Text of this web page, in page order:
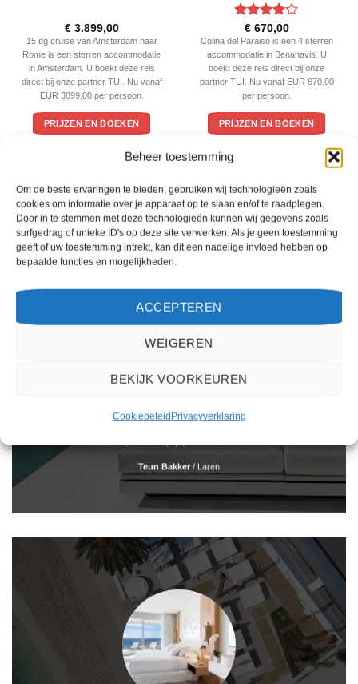
Beheer toestemming
Om de beste ervaringen te bieden, gebruiken wij technologieën zoals
cookies om informatie over je apparaat op te slaan en/of te raadplegen.
Door in te stemmen met deze technologieën kunnen wij gegevens zoals
surfgedrag of unieke ID's op deze site verwerken. Als je geen toestemming
geeft of uw toestemming intrekt, kan dit een nadelige invloed hebben op
bepaalde functies en mogelijkheden.
ACCEPTEREN
WEIGEREN
BEKIJK VOORKEUREN
CookiebeleidPrivacyverklaring
€3.899,00
15 dg cruise van Amsterdam naar
Rome is een sterren accommodatie
in Amsterdam. U boekt deze reis
direct bij onze partner TUI. Nu vanaf
EUR 3899.00 per persoon.
PRIJZEN EN BOEKEN
Gewaardeerd
4 uit 5
€670,00
Colina del Paraiso is een 4 sterren
accommodatie in Benahavis. U
boekt deze reis direct bij onze
partner TUI. Nu vanaf EUR 670.00
per persoon.
PRIJZEN EN BOEKEN
gebruiksvriendelijk en biedt een breed scala aan filters om je te helpen de perfecte
Teun Bakker / Laren